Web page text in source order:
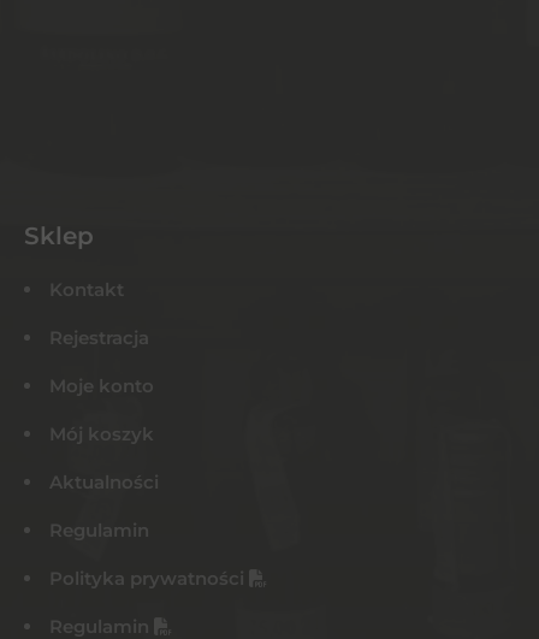
Sklep
Kontakt
Rejestracja
Moje konto
Mój koszyk
Aktualności
Regulamin
Polityka prywatności
Regulamin